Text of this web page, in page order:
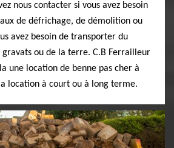
nous contacter si vous avez besoin
de défrichage, de démolition ou
avez besoin de transporter du
gravats ou de la terre. C.B Ferrailleur
une location de benne pas cher à
location à court ou à long terme.